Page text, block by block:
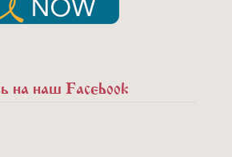
на наш Facebook